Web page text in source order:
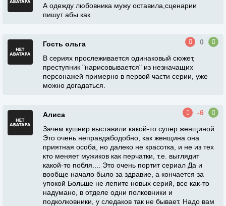
А одежду любовника мужу оставила,сценарии
пишут абы как
Гость ольга
0
В сериях прослеживается одинаковый сюжет,
преступник "нарисовывается" из незначащих
персонажей примерно в первой части серии, уже
можно догадаться.
Алиса
-6
Зачем кушнир выставили какой-то супер женщиной
Это очень неправдабодобно, как женщина она
приятная особа, но далеко не красотка, и не из тех
кто меняет мужиков как перчатки, т.е. выглядит
какой-то побля.... Это очень портит сериал Да и
вообще начало было за здравие, а кончается за
упокой Больше не лепите новых серий, все как-то
надумано, в отделе одни полковники и
подколковники, у следаков так не бывает. Надо вам